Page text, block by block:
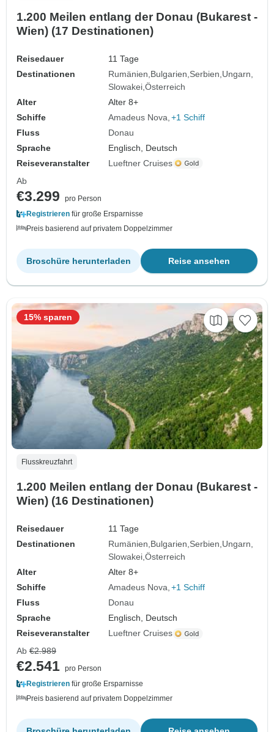
1.200 Meilen entlang der Donau (Bukarest -
Wien) (17 Destinationen)
Reisedauer
11 Tage
Destinationen
Rumänien Bulgarien Serbien Ungarn
Slowakei Österreich
Alter
Alter 8+
Schiffe
Amadeus Nova +1 Schiff
Fluss
Donau
Sprache
Englisch, Deutsch
Reiseveranstalter
Lueftner Cruises
Ab
€3.299
pro Person
Registrieren für große Ersparnisse
Preis basierend auf privatem Doppelzimmer
Reise ansehen
Broschüre herunterladen
Flusskreuzfahrt
1.200 Meilen entlang der Donau (Bukarest -
Wien) (16 Destinationen)
Reisedauer
11 Tage
Destinationen
Rumänien Bulgarien Serbien Ungarn
Slowakei Österreich
Alter
Alter 8+
Schiffe
Amadeus Nova +1 Schiff
Fluss
Donau
Sprache
Englisch, Deutsch
Reiseveranstalter
Lueftner Cruises
15% sparen
Ab €2.989
€2.541 pro Person
Registrieren für große Ersparnisse
Preis basierend auf privatem Doppelzimmer